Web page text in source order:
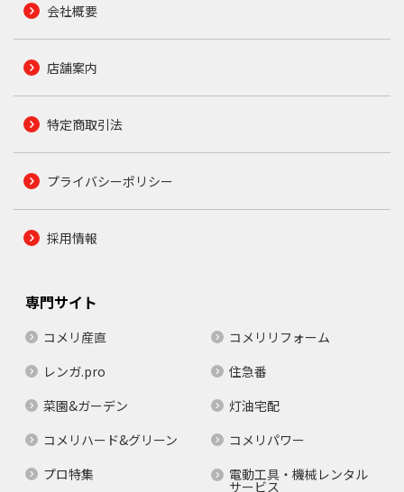
会社概要
店舗案内
特定商取引法
プライバシーポリシー
採用情報
専門サイト
コメリ産直
コメリリフォーム
レンガ.pro
住急番
菜園&ガーデン
灯油宅配
コメリハード&グリーン
コメリパワー
プロ特集
電動工具・機械レンタル
サービス